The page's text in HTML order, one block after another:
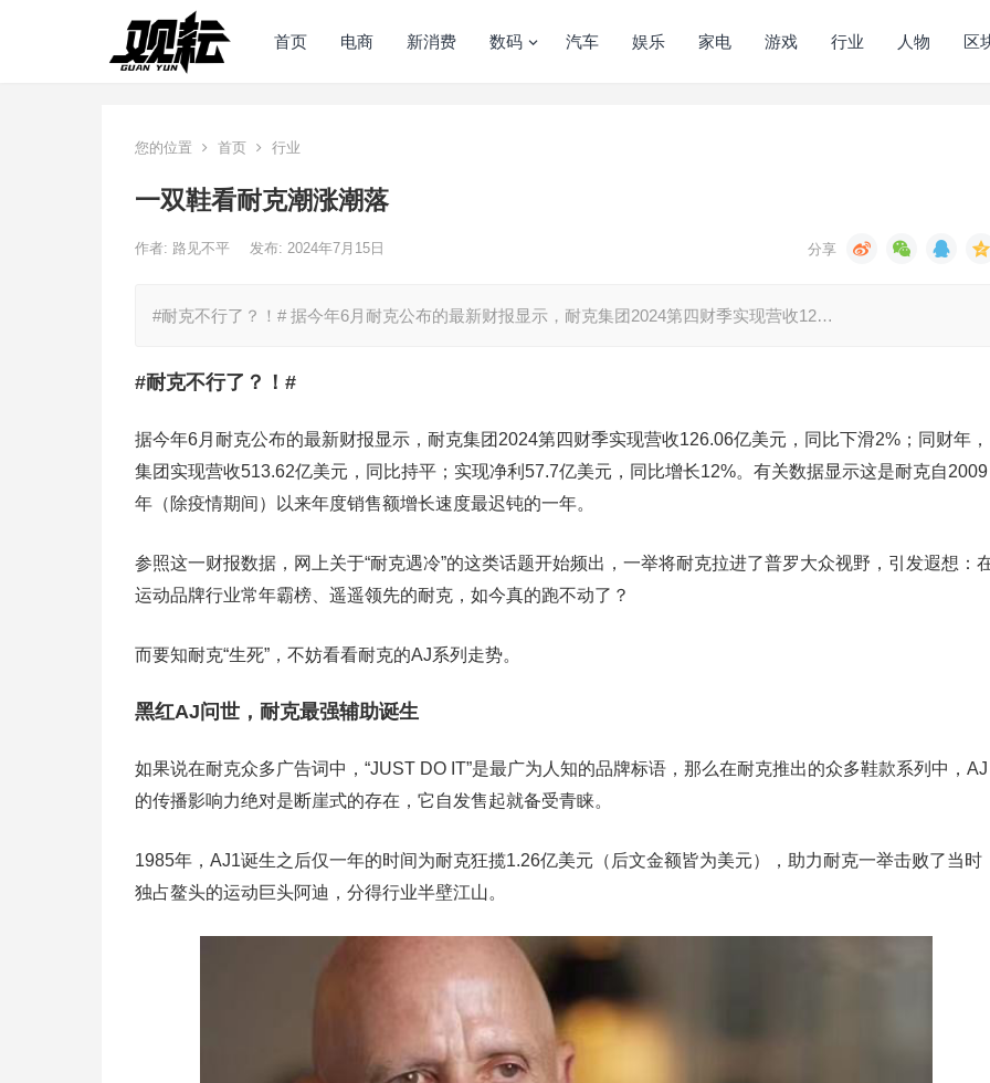
首页 电商 新消费 数码 汽车 娱乐 家电 游戏 行业 人物 区
您的位置 首页 行业
一双鞋看耐克潮涨潮落
作者: 路见不平 发布: 2024年7月15日
#耐克不行了？！# 据今年6月耐克公布的最新财报显示，耐克集团2024第四财季实现营收12…
#耐克不行了？！#
据今年6月耐克公布的最新财报显示，耐克集团2024第四财季实现营收126.06亿美元，同比下滑2%；同财年，
集团实现营收513.62亿美元，同比持平；实现净利57.7亿美元，同比增长12%。有关数据显示这是耐克自2009
年（除疫情期间）以来年度销售额增长速度最迟钝的一年。
参照这一财报数据，网上关于“耐克遇冷”的这类话题开始频出，一举将耐克拉进了普罗大众视野，引发遐想：
运动品牌行业常年霸榜、遥遥领先的耐克，如今真的跑不动了？
而要知耐克“生死”，不妨看看耐克的AJ系列走势。
黑红AJ问世，耐克最强辅助诞生
如果说在耐克众多广告词中，“JUST DO IT”是最广为人知的品牌标语，那么在耐克推出的众多鞋款系列中，AJ
的传播影响力绝对是断崖式的存在，它自发售起就备受青睐。
1985年，AJ1诞生之后仅一年的时间为耐克狂揽1.26亿美元（后文金额皆为美元），助力耐克一举击败了当时
独占鳌头的运动巨头阿迪，分得行业半壁江山。